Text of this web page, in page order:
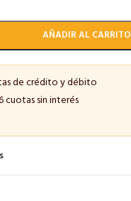
AÑADIR AL CARRITO
de crédito y débito
sin interés